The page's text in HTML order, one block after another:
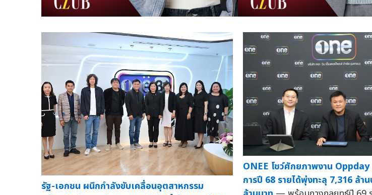
รัฐ-เอกชน ผนึกกำลังขับเคลื่อนอุตสาหกรรม
ONEE โชว์ศักยภาพงาน
การปี 68 รายได้พุ่งทะลุ 7,316 ล้า